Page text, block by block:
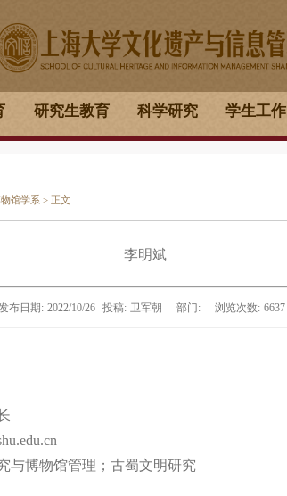
研究生教育 科学研究 学生工作
馆学系 > 正文
李明斌
布日期: 2022/10/26 投稿: 卫军朝 部门: 浏览次数: 6637
与博物馆管理；古蜀文明研究